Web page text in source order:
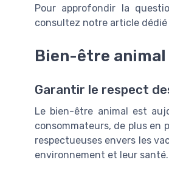
Pour approfondir la
consultez notre article dédié
Bien-être
Garantir le respect
Le bien-être animal est
consommateurs, de plus en
respectueuses envers les
environnement et leur santé.